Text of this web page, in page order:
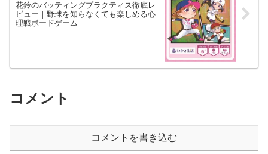
花鈴のバッティングプラクティス徹底レ
ビュー｜野球を知らなくても楽しめる心
理戦ボードゲーム
コメント
コメントを書き込む